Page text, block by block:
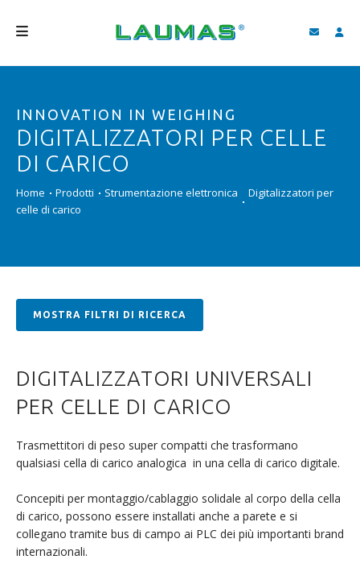
PRODOTTI
SERVIZI
VIDEO
CERCA
INNOVATION IN WEIGHING
DIGITALIZZATORI PER CELLE
DI CARICO
Home Prodotti Strumentazione elettronica
Digitalizzatori per
celle di carico
MOSTRA FILTRI DI RICERCA
DIGITALIZZATORI UNIVERSALI
PER CELLE DI CARICO
Trasmettitori di peso super compatti che trasformano
qualsiasi cella di carico analogica in una cella di carico digitale.
Concepiti per montaggio/cablaggio solidale al corpo della cella
di carico, possono essere installati anche a parete e si
collegano tramite bus di campo ai PLC dei più importanti brand
internazionali.